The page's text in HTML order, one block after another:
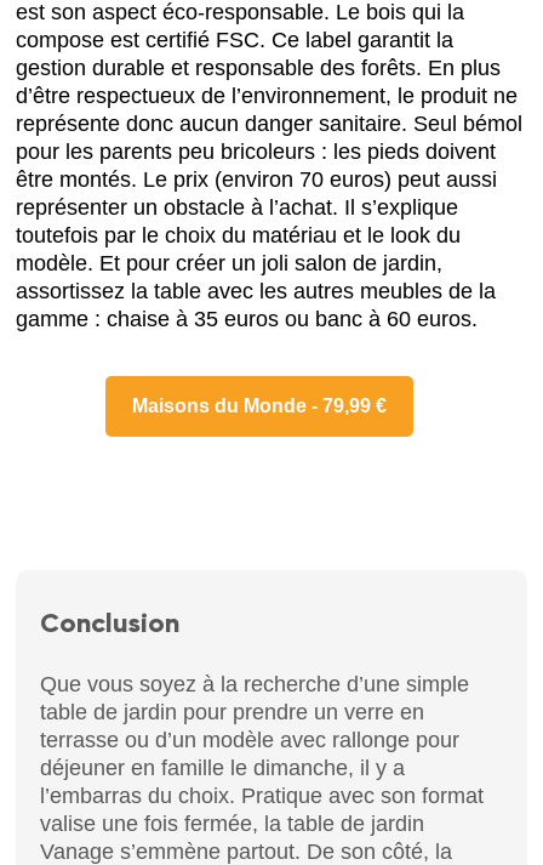
est son aspect éco-responsable. Le bois qui la
compose est certifié FSC. Ce label garantit la
gestion durable et responsable des forêts. En plus
d’être respectueux de l’environnement, le produit ne
représente donc aucun danger sanitaire. Seul bémol
pour les parents peu bricoleurs : les pieds doivent
être montés. Le prix (environ 70 euros) peut aussi
représenter un obstacle à l’achat. Il s’explique
toutefois par le choix du matériau et le look du
modèle. Et pour créer un joli salon de jardin,
assortissez la table avec les autres meubles de la
gamme : chaise à 35 euros ou banc à 60 euros.
Maisons du Monde - 79,99 €
Conclusion
Que vous soyez à la recherche d’une simple
table de jardin pour prendre un verre en
terrasse ou d’un modèle avec rallonge pour
déjeuner en famille le dimanche, il y a
l’embarras du choix. Pratique avec son format
valise une fois fermée, la table de jardin
Vanage s’emmène partout. De son côté, la